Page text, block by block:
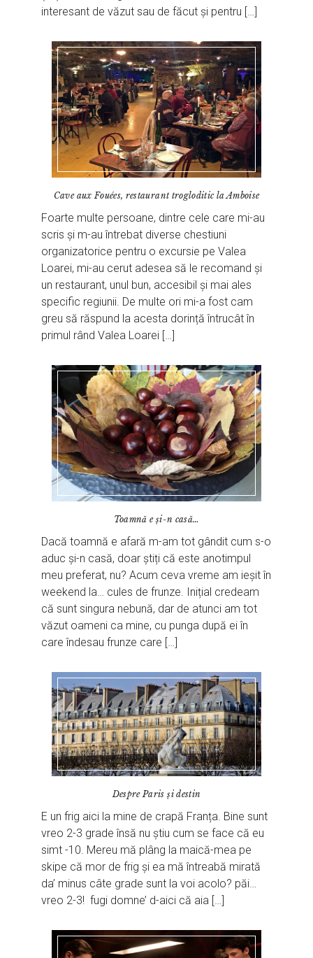
interesant de văzut sau de făcut și pentru […]
Cave aux Fouées, restaurant trogloditic la Amboise
Foarte multe persoane, dintre cele care mi-au
scris și m-au întrebat diverse chestiuni
organizatorice pentru o excursie pe Valea
Loarei, mi-au cerut adesea să le recomand și
un restaurant, unul bun, accesibil și mai ales
specific regiunii. De multe ori mi-a fost cam
greu să răspund la acesta dorință întrucât în
primul rând Valea Loarei […]
Toamnă e și-n casă…
Dacă toamnă e afară m-am tot gândit cum s-o
aduc și-n casă, doar știți că este anotimpul
meu preferat, nu? Acum ceva vreme am ieșit în
weekend la… cules de frunze. Inițial credeam
că sunt singura nebună, dar de atunci am tot
văzut oameni ca mine, cu punga după ei în
care îndesau frunze care […]
Despre Paris și destin
E un frig aici la mine de crapă Franța. Bine sunt
vreo 2-3 grade însă nu știu cum se face că eu
simt -10. Mereu mă plâng la maică-mea pe
skipe că mor de frig și ea mă întreabă mirată
da’ minus câte grade sunt la voi acolo? păi…
vreo 2-3! fugi domne’ d-aici că aia […]